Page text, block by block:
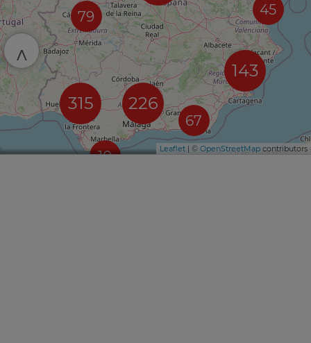
79
10
226
315
67
45
143
Leaflet | © OpenStreetMap contributors
^